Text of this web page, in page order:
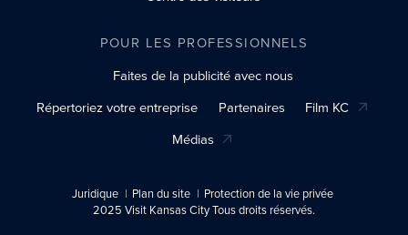
POUR LES PROFESSIONNELS
Faites de la publicité avec nous
Répertoriez votre entreprise
Partenaires
Film KC
Médias
Juridique Plan du site
Protection de la vie privée
2025 Visit Kansas City Tous droits réservés.